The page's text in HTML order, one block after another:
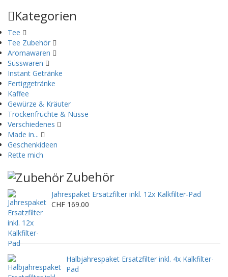
Kategorien
Tee
Tee Zubehör
Aromawaren
Süsswaren
Instant Getränke
Fertiggetränke
Kaffee
Gewürze & Kräuter
Trockenfrüchte & Nüsse
Verschiedenes
Made in...
Geschenkideen
Rette mich
Zubehör
Jahrespaket Ersatzfilter inkl. 12x Kalkfilter-Pad
CHF 169.00
Halbjahrespaket Ersatzfilter inkl. 4x Kalkfilter-
Pad